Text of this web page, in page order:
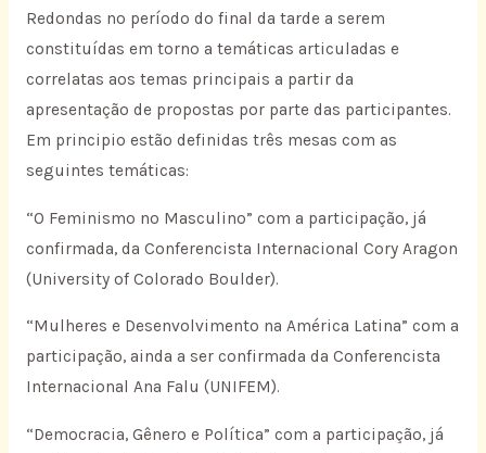
Redondas no período do final da tarde a serem
constituídas em torno a temáticas articuladas e
correlatas aos temas principais a partir da
apresentação de propostas por parte das participantes.
Em principio estão definidas três mesas com as
seguintes temáticas:
“O Feminismo no Masculino” com a participação, já
confirmada, da Conferencista Internacional Cory Aragon
(University of Colorado Boulder).
“Mulheres e Desenvolvimento na América Latina” com a
participação, ainda a ser confirmada da Conferencista
Internacional Ana Falu (UNIFEM).
“Democracia, Gênero e Política” com a participação, já